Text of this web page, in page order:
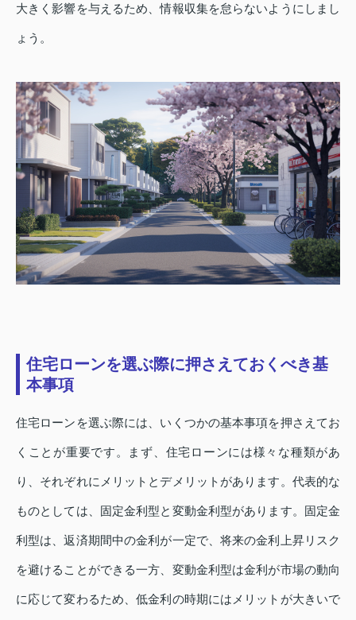
大きく影響を与えるため、情報収集を怠らないようにしまし
ょう。
住宅ローンを選ぶ際に押さえておくべき基
本事項
住宅ローンを選ぶ際には、いくつかの基本事項を押さえてお
くことが重要です。まず、住宅ローンには様々な種類があ
り、それぞれにメリットとデメリットがあります。代表的な
ものとしては、固定金利型と変動金利型があります。固定金
利型は、返済期間中の金利が一定で、将来の金利上昇リスク
を避けることができる一方、変動金利型は金利が市場の動向
に応じて変わるため、低金利の時期にはメリットが大きいで